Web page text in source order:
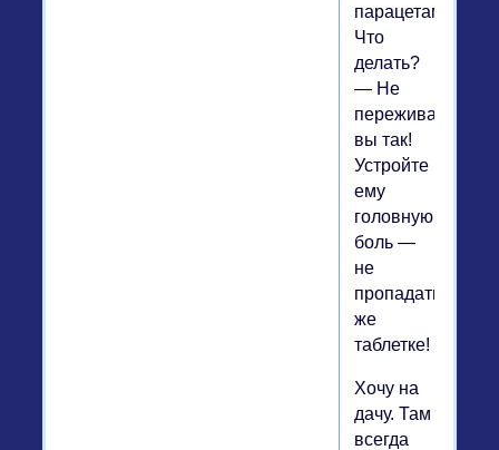
парацетамол!
Что
делать?
— Не
переживайте
вы так!
Устройте
ему
головную
боль —
не
пропадать
же
таблетке!
Хочу на
дачу. Там
всегда